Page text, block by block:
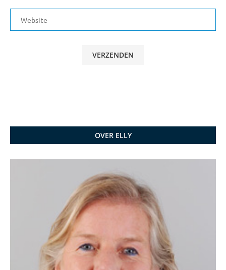
OVER ELLY